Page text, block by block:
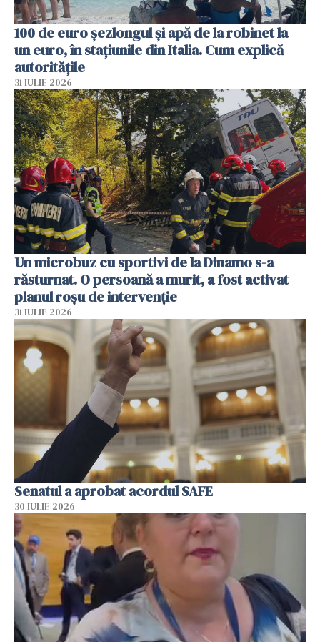
100 de euro șezlongul și apă de la robinet la
un euro, în stațiunile din Italia. Cum explică
autoritățile
31 IULIE 2026
Un microbuz cu sportivi de la Dinamo s-a
răsturnat. O persoană a murit, a fost activat
planul roșu de intervenție
31 IULIE 2026
Senatul a aprobat acordul SAFE
30 IULIE 2026